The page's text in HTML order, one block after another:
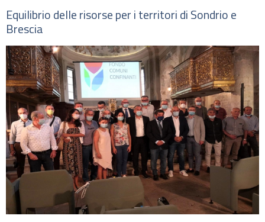
Equilibrio delle risorse per i territori di Sondrio e
Brescia